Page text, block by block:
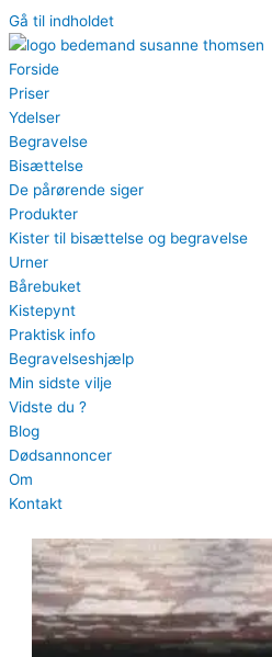
Gå til indholdet
Forside
Priser
Ydelser
Begravelse
Bisættelse
De pårørende siger
Produkter
Kister til bisættelse og begravelse
Urner
Bårebuket
Kistepynt
Praktisk info
Begravelseshjælp
Min sidste vilje
Vidste du ?
Blog
Dødsannoncer
Om
Kontakt